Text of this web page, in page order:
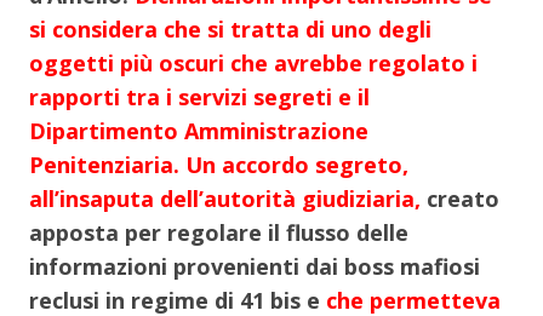
si considera che si tratta di uno degli
oggetti più oscuri che avrebbe regolato i
rapporti tra i servizi segreti e il
Dipartimento Amministrazione
Penitenziaria. Un accordo segreto,
all’insaputa dell’autorità giudiziaria, creato
apposta per regolare il flusso delle
informazioni provenienti dai boss mafiosi
reclusi in regime di 41 bis e che permetteva